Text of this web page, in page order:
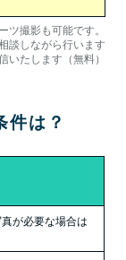
ツ撮影も可能です。
談しながら行います
たします（無料）
件は？
が必要な場合は